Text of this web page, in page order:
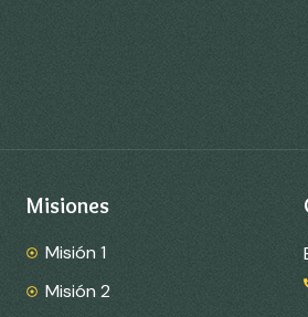
Misiones
Misión 1
Misión 2